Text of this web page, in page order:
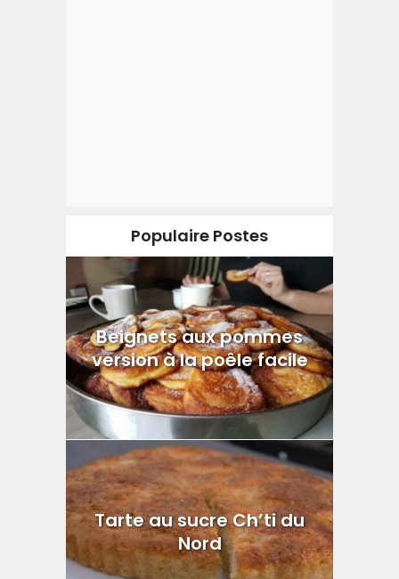
Populaire Postes
Beignets aux pommes
version à la poêle facile
Tarte au sucre Ch’ti du
Nord